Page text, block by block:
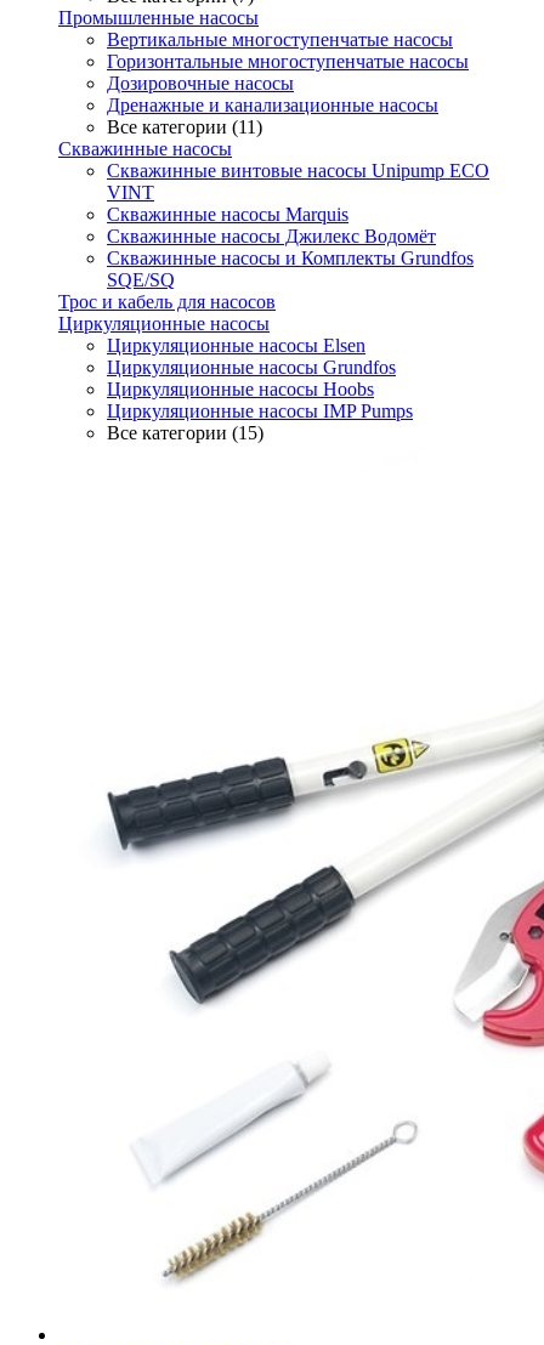
Промышленные насосы
Вертикальные многоступенчатые насосы
Горизонтальные многоступенчатые насосы
Дозировочные насосы
Дренажные и канализационные насосы
Все категории (11)
Скважинные насосы
Скважинные винтовые насосы Unipump ECO
VINT
Скважинные насосы Marquis
Скважинные насосы Джилекс Водомёт
Скважинные насосы и Комплекты Grundfos
SQE/SQ
Трос и кабель для насосов
Циркуляционные насосы
Циркуляционные насосы Elsen
Циркуляционные насосы Grundfos
Циркуляционные насосы Hoobs
Циркуляционные насосы IMP Pumps
Все категории (15)